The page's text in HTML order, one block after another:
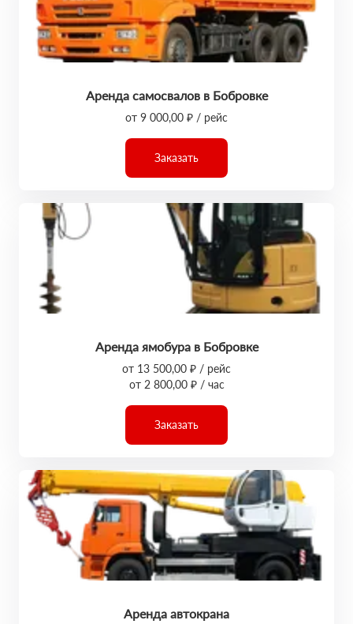
Аренда самосвалов в Бобровке
от 9 000,00 ₽ / рейс
Заказать
Аренда ямобура в Бобровке
от 13 500,00 ₽ / рейс
от 2 800,00 ₽ / час
Заказать
Аренда автокрана